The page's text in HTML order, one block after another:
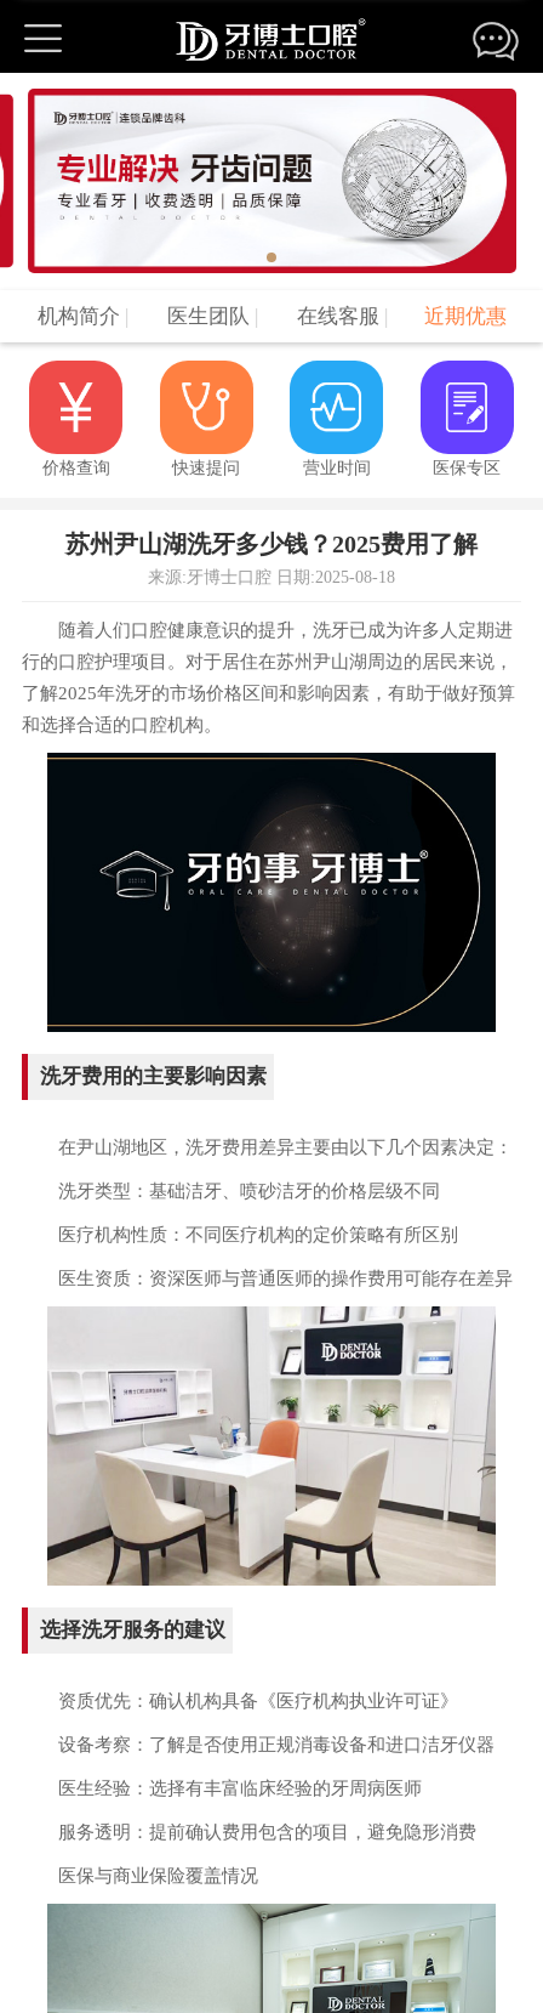
机构简介 | 医生团队 | 在线客服 | 近期优惠
价格查询 快速提问 营业时间 医保专区
苏州尹山湖洗牙多少钱？2025费用了解
来源:牙博士口腔 日期:2025-08-18
随着人们口腔健康意识的提升，洗牙已成为许多人定期进
行的口腔护理项目。对于居住在苏州尹山湖周边的居民来说，
了解2025年洗牙的市场价格区间和影响因素，有助于做好预算
和选择合适的口腔机构。
洗牙费用的主要影响因素
在尹山湖地区，洗牙费用差异主要由以下几个因素决定：
洗牙类型：基础洁牙、喷砂洁牙的价格层级不同
医疗机构性质：不同医疗机构的定价策略有所区别
医生资质：资深医师与普通医师的操作费用可能存在差异
选择洗牙服务的建议
资质优先：确认机构具备《医疗机构执业许可证》
设备考察：了解是否使用正规消毒设备和进口洁牙仪器
医生经验：选择有丰富临床经验的牙周病医师
服务透明：提前确认费用包含的项目，避免隐形消费
医保与商业保险覆盖情况